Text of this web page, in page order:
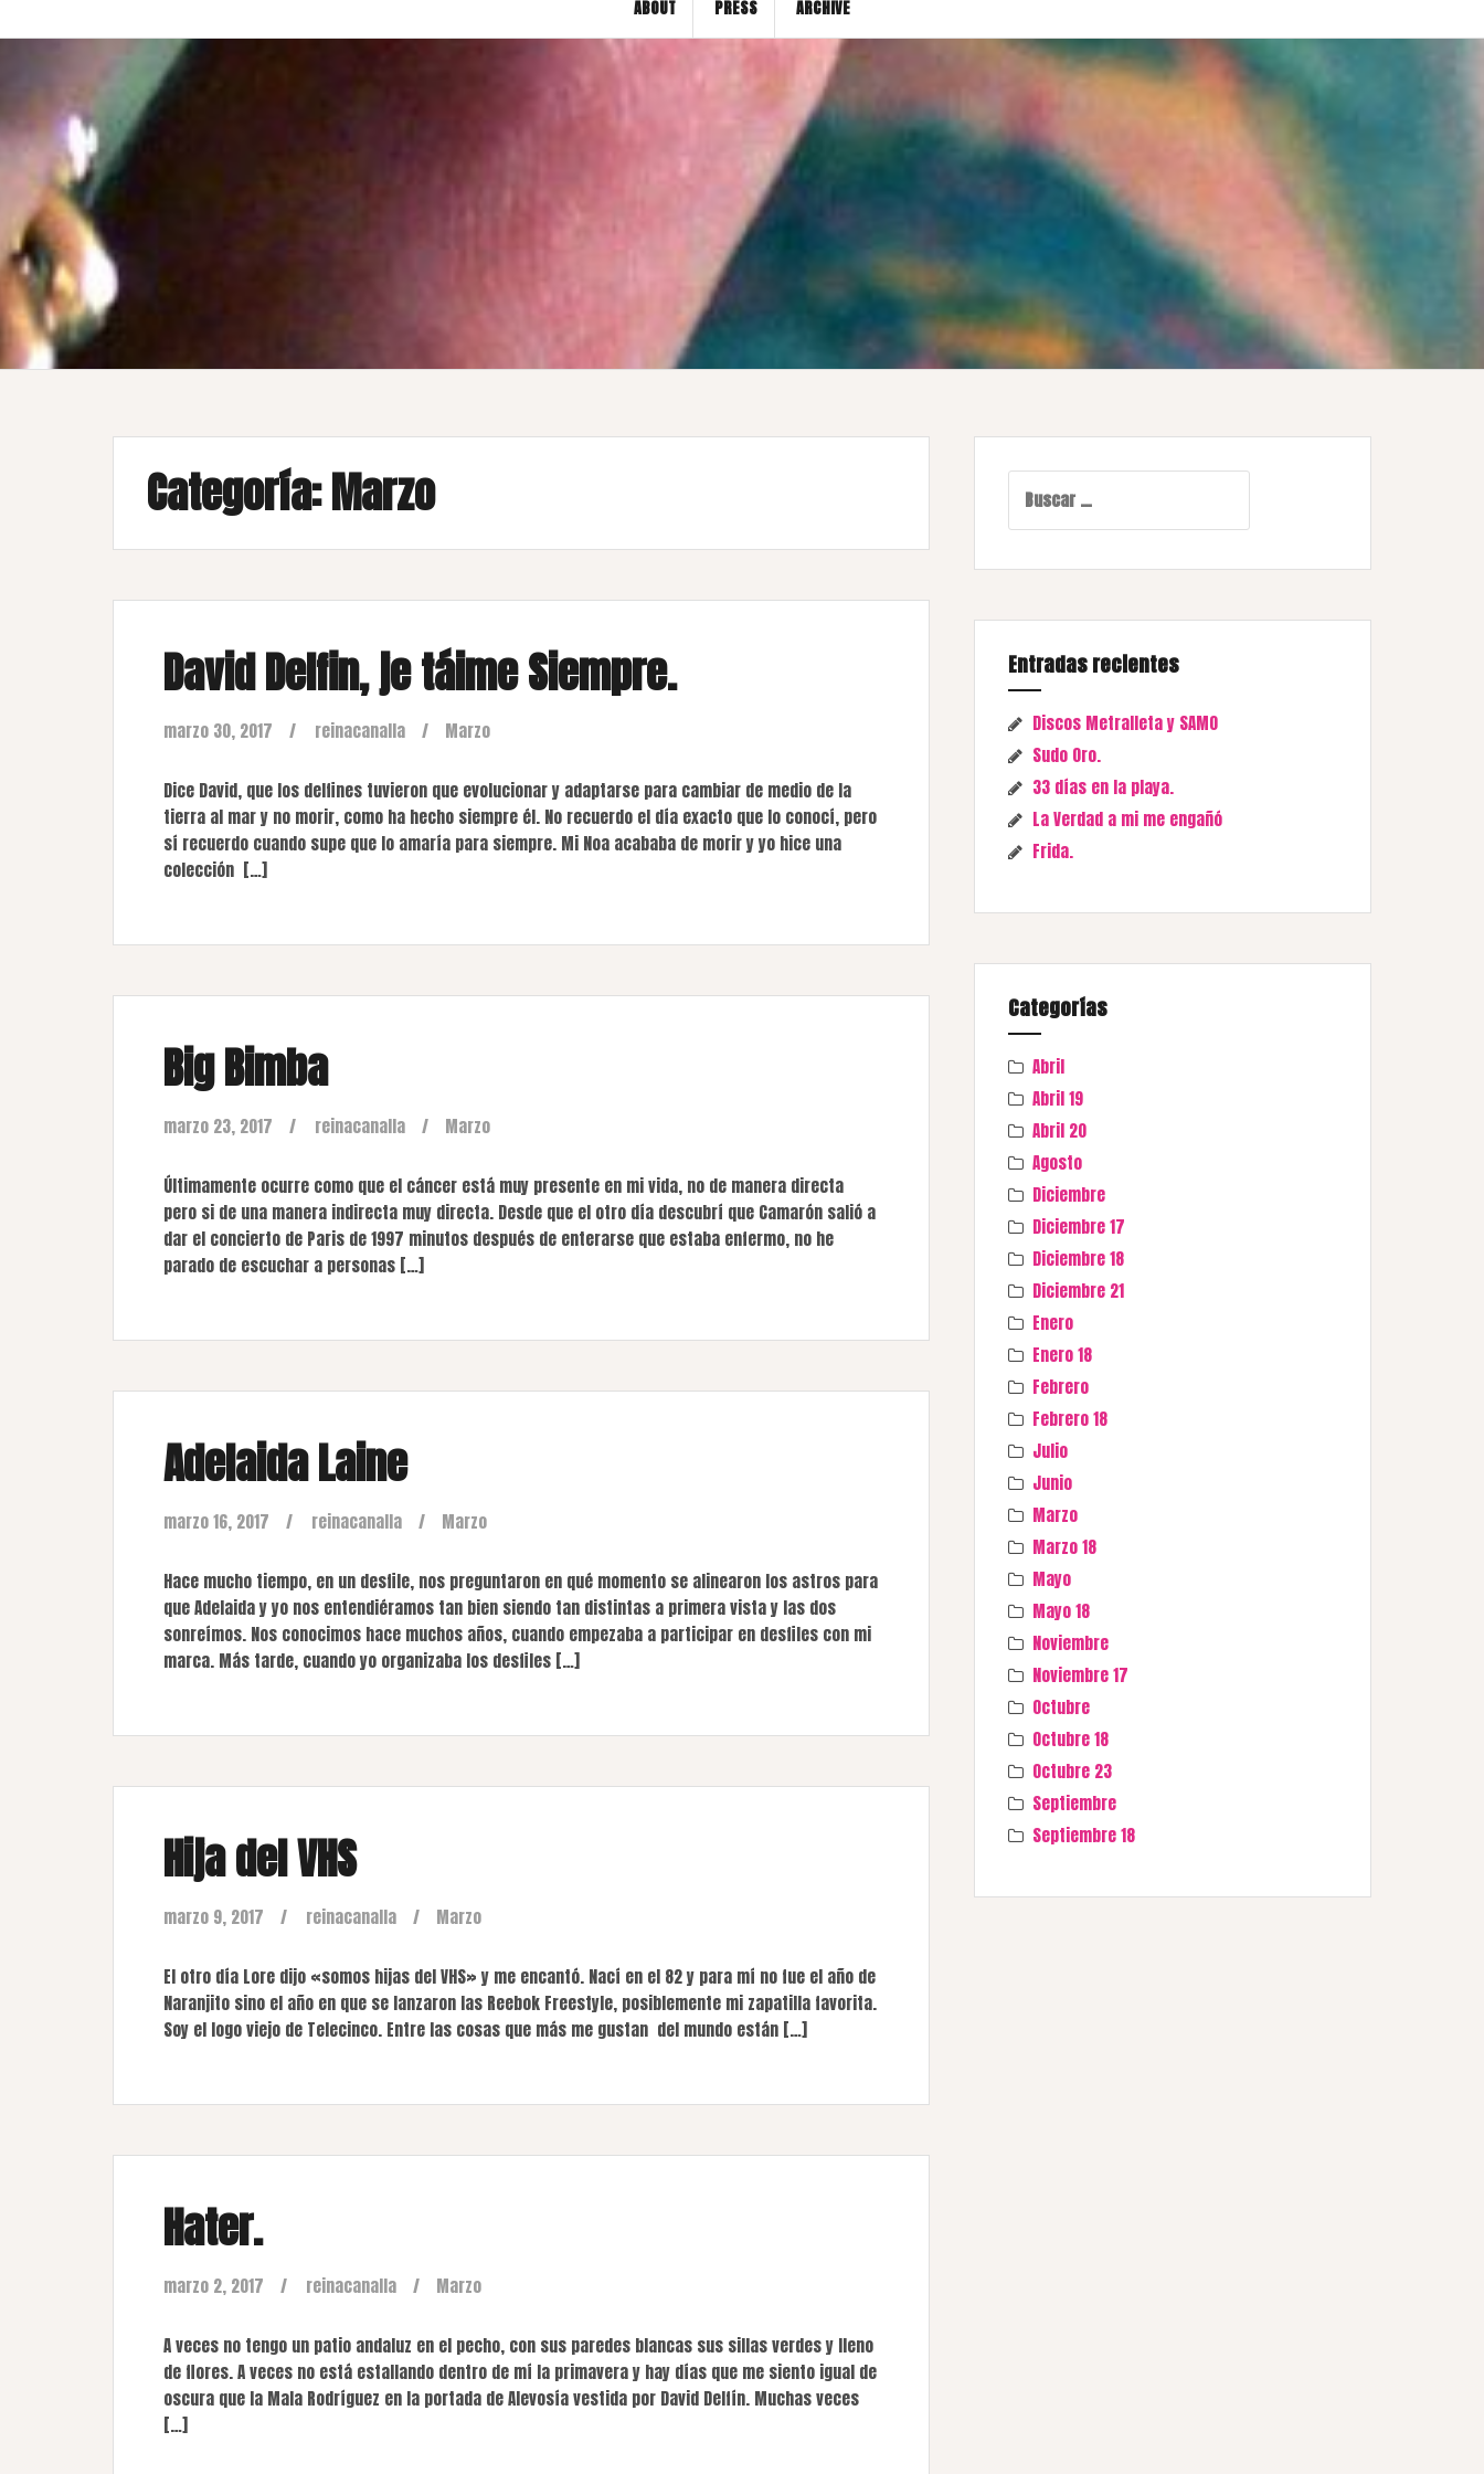
ABOUT PRESS ARCHIVE
Categoría:Marzo
David Delfin, je táime Siempre.
marzo 30, 2017 reinacanalla Marzo
Dice David, que los delfines tuvieron que evolucionar y adaptarse para cambiar de medio de la
tierra al mar y no morir, como ha hecho siempre él. No recuerdo el día exacto que lo conocí, pero
sí recuerdo cuando supe que lo amaría para siempre. Mi Noa acababa de morir y yo hice una
colección […]
Big Bimba
marzo 23, 2017 reinacanalla Marzo
Últimamente ocurre como que el cáncer está muy presente en mi vida, no de manera directa
pero si de una manera indirecta muy directa. Desde que el otro día descubrí que Camarón salió a
dar el concierto de Paris de 1997 minutos después de enterarse que estaba enfermo, no he
parado de escuchar a personas […]
Adelaida Laine
marzo 16, 2017 reinacanalla Marzo
Hace mucho tiempo, en un desfile, nos preguntaron en qué momento se alinearon los astros para
que Adelaida y yo nos entendiéramos tan bien siendo tan distintas a primera vista y las dos
sonreímos. Nos conocimos hace muchos años, cuando empezaba a participar en desfiles con mi
marca. Más tarde, cuando yo organizaba los desfiles […]
Hija del VHS
marzo 9, 2017 reinacanalla Marzo
El otro día Lore dijo «somos hijas del VHS» y me encantó. Nací en el 82 y para mí no fue el año de
Naranjito sino el año en que se lanzaron las Reebok Freestyle, posiblemente mi zapatilla favorita.
Soy el logo viejo de Telecinco. Entre las cosas que más me gustan del mundo están […]
Hater.
marzo 2, 2017 reinacanalla Marzo
A veces no tengo un patio andaluz en el pecho, con sus paredes blancas sus sillas verdes y lleno
de flores. A veces no está estallando dentro de mí la primavera y hay días que me siento igual de
oscura que la Mala Rodríguez en la portada de Alevosía vestida por David Delfín. Muchas veces
[…]
Entradas recientes
Discos Metralleta y SAMO
Sudo Oro.
33 días en la playa.
La Verdad a mi me engañó
Frida.
Categorías
Abril
Abril 19
Abril 20
Agosto
Diciembre
Diciembre 17
Diciembre 18
Diciembre 21
Enero
Enero 18
Febrero
Febrero 18
Julio
Junio
Marzo
Marzo 18
Mayo
Mayo 18
Noviembre
Noviembre 17
Octubre
Octubre 18
Octubre 23
Septiembre
Septiembre 18